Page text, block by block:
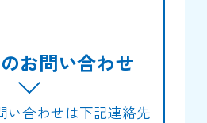
お問い合わせ
い合わせは下記連絡先